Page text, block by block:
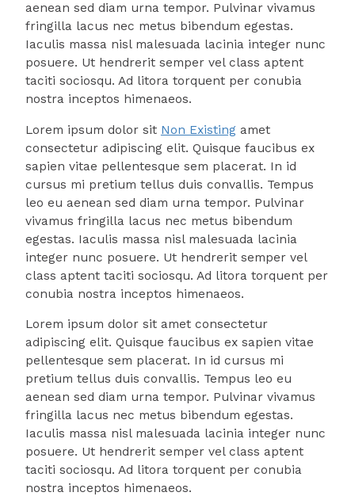
aenean sed diam urna tempor. Pulvinar vivamus
fringilla lacus nec metus bibendum egestas.
Iaculis massa nisl malesuada lacinia integer nunc
posuere. Ut hendrerit semper vel class aptent
taciti sociosqu. Ad litora torquent per conubia
nostra inceptos himenaeos.
Lorem ipsum dolor sit Non Existingamet
consectetur adipiscing elit. Quisque faucibus ex
sapien vitae pellentesque sem placerat. In id
cursus mi pretium tellus duis convallis. Tempus
leo eu aenean sed diam urna tempor. Pulvinar
vivamus fringilla lacus nec metus bibendum
egestas. Iaculis massa nisl malesuada lacinia
integer nunc posuere. Ut hendrerit semper vel
class aptent taciti sociosqu. Ad litora torquent per
conubia nostra inceptos himenaeos.
Lorem ipsum dolor sit amet consectetur
adipiscing elit. Quisque faucibus ex sapien vitae
pellentesque sem placerat. In id cursus mi
pretium tellus duis convallis. Tempus leo eu
aenean sed diam urna tempor. Pulvinar vivamus
fringilla lacus nec metus bibendum egestas.
Iaculis massa nisl malesuada lacinia integer nunc
posuere. Ut hendrerit semper vel class aptent
taciti sociosqu. Ad litora torquent per conubia
nostra inceptos himenaeos.